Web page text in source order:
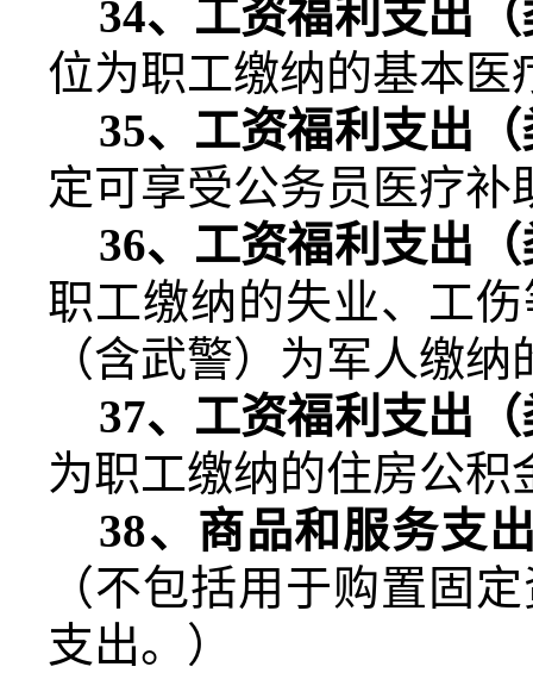
34、工资福利支出
位为职工缴纳的基本医
35、工资福利支出
定可享受公务员医疗
36、工资福利支出
职工缴纳的失业、工
（含武警）为军人缴
37、工资福利支出
为职工缴纳的住房公积
38、商品和服务支
（不包括用于购置固
支出。）